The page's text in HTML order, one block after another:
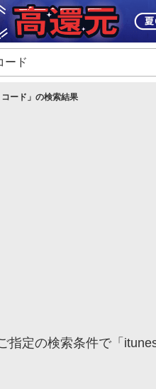
ショッピング
ード 」の検索結果
指定の検索条件で「